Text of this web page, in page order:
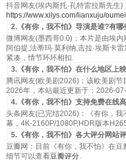
抖音网友(埃内斯托·孔特雷拉斯先生)
https://www.xilys.com/lianxuju/
2.《有你，我不怕》导演是谁?有哪
微博网友(墨西哥0.0)：本片是由埃内
阿伯提,法蒂玛·莫利纳,吉拉·埃斯卡
紧凑，情节环环相扣.
3.《有你，我不怕》在什么地区上
腾讯网友(欧美剧2026)：该欧美剧
2026年，本站最近更新于：2026-
4.《有你，我不怕》支持免费在线
头条网友(已完结2026)：《有你，
幕，4K-2160P/1080P,HDR版本
5.《有你，我不怕》各大评分网站
豆瓣网：目前《有你，我不怕》在
细节可以查看豆瓣评分.